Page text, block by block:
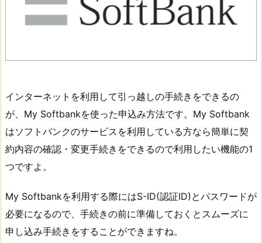
インターネットを利用して引っ越しの手続きをできるの
が、My Softbankを使った申込み方法です。My Softbank
はソフトバンクのサービスを利用している方なら簡単に契
約内容の確認・変更手続きをできるので利用したい機能の1
つですよ。
My Softbankを利用する際にはS-ID(認証ID)とパスワードが
必要になるので、手続きの前に準備しておくとスムーズに
申し込み手続きをすることができますね。